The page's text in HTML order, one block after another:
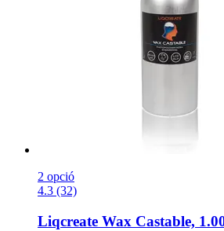
2 opció
4.3 (32)
Liqcreate Wax Castable,